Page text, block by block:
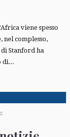
viene spesso
nel complesso,
Stanford ha
di...